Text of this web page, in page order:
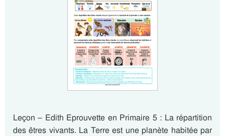
Leçon – Edith Eprouvette en Primaire 5 : La répartition
des êtres vivants. La Terre est une planète habitée par